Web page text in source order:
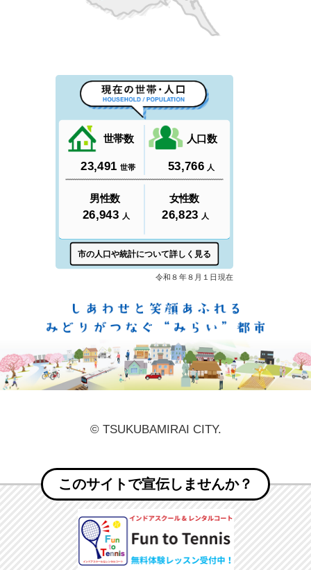
© TSUKUBAMIRAI CITY.
このサイトで宣伝しませんか？